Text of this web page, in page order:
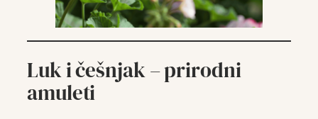
Luk i češnjak – prirodni
amuleti